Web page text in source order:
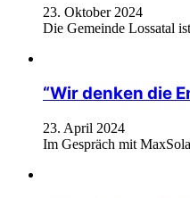
23. Oktober 2024
Die Gemeinde Lossatal
“Wir denken die
23. April 2024
Im Gespräch mit